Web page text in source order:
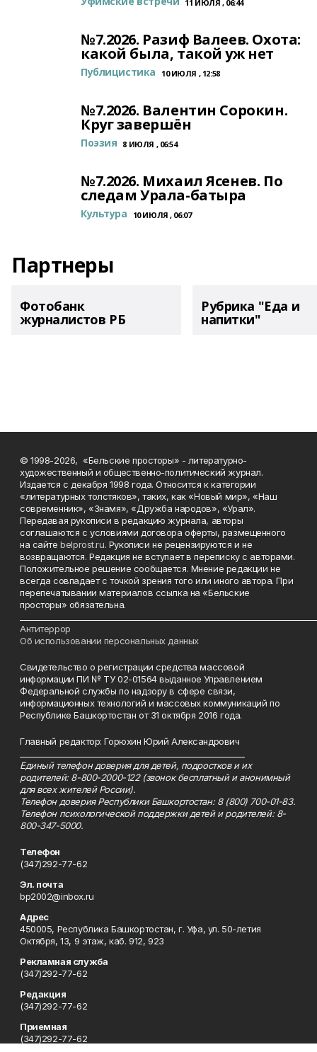
11 ИЮЛЯ , 06:44
№7.2026. Разиф Валеев. Охота:
какой была, такой уж нет
Публицистика 10 ИЮЛЯ , 12:58
№7.2026. Валентин Сорокин.
Круг завершён
Поэзия 8 ИЮЛЯ , 06:54
№7.2026. Михаил Ясенев. По
следам Урала-батыра
Культура 10 ИЮЛЯ , 06:07
Партнеры
Фотобанк
журналистов РБ
Рубрика "Еда и
напитки"
© 1998-2026, «Бельские просторы» - литературно-
художественный и общественно-политический журнал.
Издается с декабря 1998 года. Относится к категории
«литературных толстяков», таких, как «Новый мир», «Наш
современник», «Знамя», «Дружба народов», «Урал».
Передавая рукописи в редакцию журнала, авторы
соглашаются с условиями договора оферты, размещенного
на сайтеbelprost.ru. Рукописи не рецензируются и не
возвращаются. Редакция не вступает в переписку с авторами.
Положительное решение сообщается. Мнение редакции не
всегда совпадает с точкой зрения того или иного автора. При
перепечатывании материалов ссылка на «Бельские
просторы» обязательна.
Антитеррор
Об использовании персональных данных
Свидетельство о регистрации средства массовой
информации ПИ № ТУ 02-01564 выданное Управлением
Федеральной службы по надзору в сфере связи,
информационных технологий и массовых коммуникаций по
Республике Башкортостан от 31 октября 2016 года.
Главный редактор: Горюхин Юрий Александрович
Единый телефон доверия для детей, подростков и их
родителей: 8-800-2000-122 (звонок бесплатный и анонимный
для всех жителей России).
Телефон доверия Республики Башкортостан: 8 (800) 700-01-83.
Телефон психологической поддержки детей и родителей: 8-
800-347-5000.
Телефон
(347)292-77-62
Эл. почта
bp2002@inbox.ru
Адрес
450005, Республика Башкортостан, г. Уфа, ул. 50-летия
Октября, 13, 9 этаж, каб. 912, 923
Рекламная служба
(347)292-77-62
Редакция
(347)292-77-62
Приемная
(347)292-77-62